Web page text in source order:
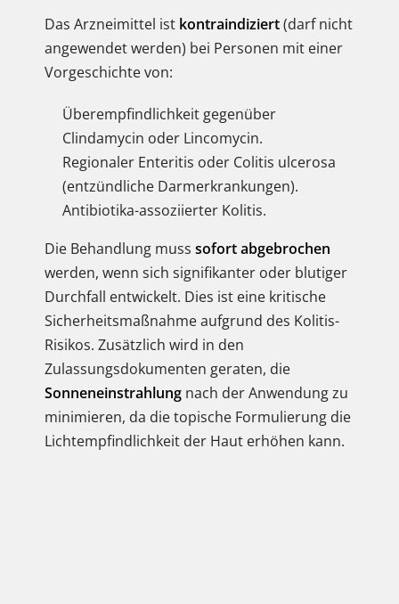
Das Arzneimittel ist kontraindiziert(darf nicht
angewendet werden) bei Personen mit einer
Vorgeschichte von:
Überempfindlichkeit gegenüber
Clindamycin oder Lincomycin.
Regionaler Enteritis oder Colitis ulcerosa
(entzündliche Darmerkrankungen).
Antibiotika-assoziierter Kolitis.
Die Behandlung muss sofort abgebrochen
werden, wenn sich signifikanter oder blutiger
Durchfall entwickelt. Dies ist eine kritische
Sicherheitsmaßnahme aufgrund des Kolitis-
Risikos. Zusätzlich wird in den
Zulassungsdokumenten geraten, die
Sonneneinstrahlung nach der Anwendung zu
minimieren, da die topische Formulierung die
Lichtempfindlichkeit der Haut erhöhen kann.